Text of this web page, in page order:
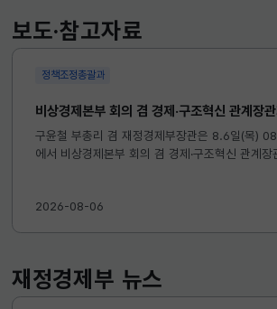
보도·참고자료
정책조정총괄과
비상경제본부 회의 겸 경제·구조혁신 관계장
구윤철 부총리 겸 재정경제부장관은 8.6일(목)
에서 비상경제본부 회의 겸 경제·구조혁신 관계장
2026-08-06
재정경제부 뉴스